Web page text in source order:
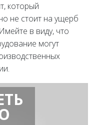
который
не стоит на ущерб
в виду, что
могут